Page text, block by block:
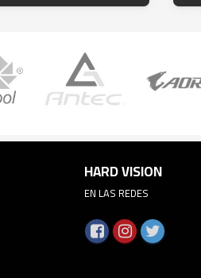
HARD VISION
EN LAS REDES